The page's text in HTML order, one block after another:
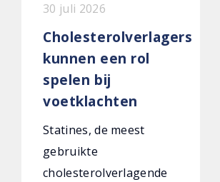
30 juli 2026
Cholesterolverlagers
kunnen een rol
spelen bij
voetklachten
Statines, de meest
gebruikte
cholesterolverlagende